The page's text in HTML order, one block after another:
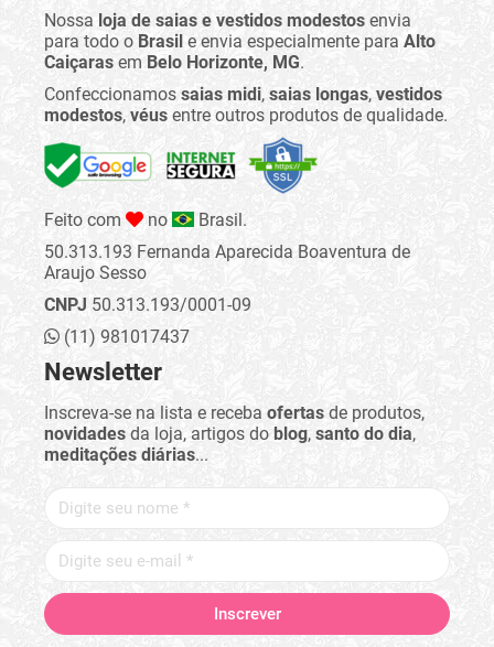
Nossa loja de saias e vestidos modestos envia
para todo o Brasil e envia especialmente para Alto
Caiçaras em Belo Horizonte, MG.
Confeccionamos saias midi, saias longas, vestidos
modestos, véus entre outros produtos de qualidade.
Feito com no
Brasil.
50.313.193 Fernanda Aparecida Boaventura de
Araujo Sesso
CNPJ 50.313.193/0001-09
(11) 981017437
Newsletter
Inscreva-se na lista e receba ofertas de produtos,
novidades da loja, artigos do blog, santo do dia,
meditações diárias...